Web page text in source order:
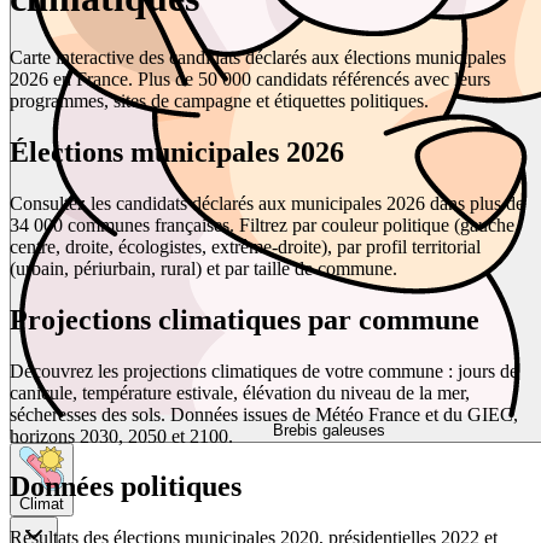
Brebis galeuses
Climat
Carte interactive des candidats déclarés aux élections municipales
2026 en France. Plus de 50 000 candidats référencés avec leurs
programmes, sites de campagne et étiquettes politiques.
Élections municipales 2026
Consultez les candidats déclarés aux municipales 2026 dans plus de
34 000 communes françaises. Filtrez par couleur politique (gauche,
centre, droite, écologistes, extrême-droite), par profil territorial
(urbain, périurbain, rural) et par taille de commune.
Projections climatiques par commune
Découvrez les projections climatiques de votre commune : jours de
canicule, température estivale, élévation du niveau de la mer,
sécheresses des sols. Données issues de Météo France et du GIEC,
horizons 2030, 2050 et 2100.
Données politiques
Résultats des élections municipales 2020, présidentielles 2022 et